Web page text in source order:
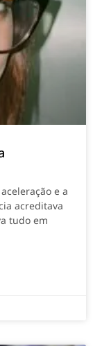
e a
acreditava
tudo em